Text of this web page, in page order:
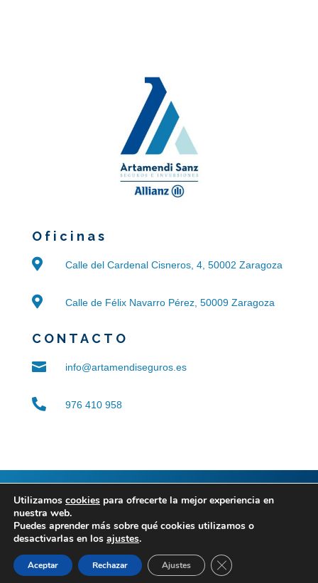
Oficinas

Calle del Cardenal Cisneros, 4, 50002 Zaragoza
 Calle de Félix Navarro Pérez, 50009 Zaragoza
CONTACTO
 info@artamendiseguros.es
 976 410 958
© 2024 ARTAMENDI SANZ|Aviso legal|Política de
privacidad
Utilizamos cookies para ofrecerte la mejor experiencia en
nuestra web.
Puedes aprender más sobre qué cookies utilizamos o
desactivarlas en los ajustes.
Aceptar Rechazar Ajustes Cerrar el banner de